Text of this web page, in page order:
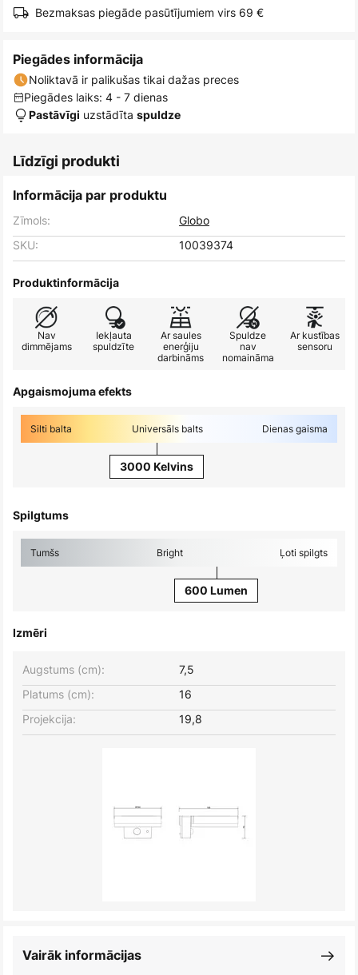
Bezmaksas piegāde pasūtījumiem virs 69 €
Piegādes informācija
Noliktavā ir palikušas tikai dažas preces
Piegādes laiks: 4 - 7 dienas
Pastāvīgi uzstādīta spuldze
Līdzīgi produkti
Informācija par produktu
Zīmols:
Globo
SKU:
10039374
Produktinformācija
Nav
dimmējams
Iekļauta
spuldzīte
Ar saules
enerģiju
darbināms
Spuldze
nav
nomaināma
Ar kustības
sensoru
Apgaismojuma efekts
Silti balta Universāls balts Dienas gaisma
3000 Kelvins
Spilgtums
Tumšs Bright Ļoti spilgts
600 Lumen
Izmēri
Platums (cm): 16
Augstums (cm): 7,5
Projekcija: 19,8
Vairāk informācijas